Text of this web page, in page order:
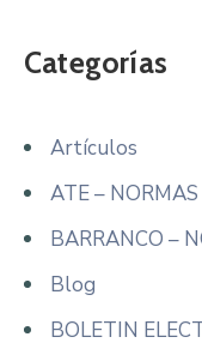
Categorías
Artículos
ATE –
BARRANCO –
Blog
BOLETIN